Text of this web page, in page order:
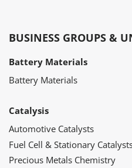
BUSINESS GROUPS &
Battery Materials
Battery Materials
Catalysis
Automotive Catalysts
Fuel Cell & Stationary
Precious Metals Chemistry